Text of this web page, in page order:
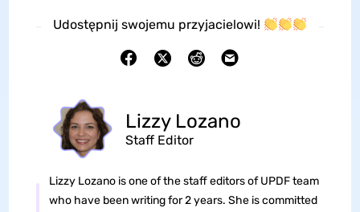
Udostępnij swojemu przyjacielowi!
Lizzy Lozano
Staff Editor
Lizzy Lozano is one of the staff editors of UPDF team
who have been writing for 2 years. She is committed